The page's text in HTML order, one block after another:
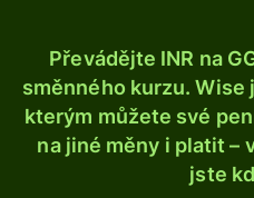
Převádějte INR na
směnného kurzu. Wise
kterým můžete své
na jiné měny i platit –
jste